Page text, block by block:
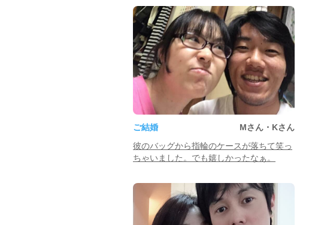
ご結婚
Mさん・Kさん
彼のバッグから指輪のケースが落ちて笑っ
ちゃいました。でも嬉しかったなぁ。